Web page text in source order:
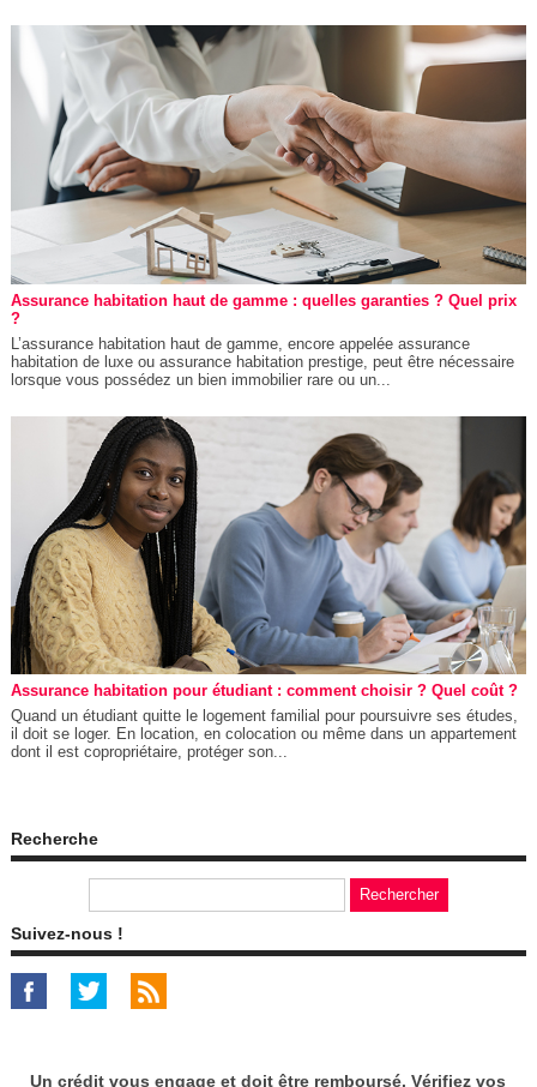
Assurance habitation haut de gamme : quelles garanties ? Quel prix
?
L’assurance habitation haut de gamme, encore appelée assurance
habitation de luxe ou assurance habitation prestige, peut être nécessaire
lorsque vous possédez un bien immobilier rare ou un...
Assurance habitation pour étudiant : comment choisir ? Quel coût ?
Quand un étudiant quitte le logement familial pour poursuivre ses études,
il doit se loger. En location, en colocation ou même dans un appartement
dont il est copropriétaire, protéger son...
Recherche
Suivez-nous !
Un crédit vous engage et doit être remboursé. Vérifiez vos